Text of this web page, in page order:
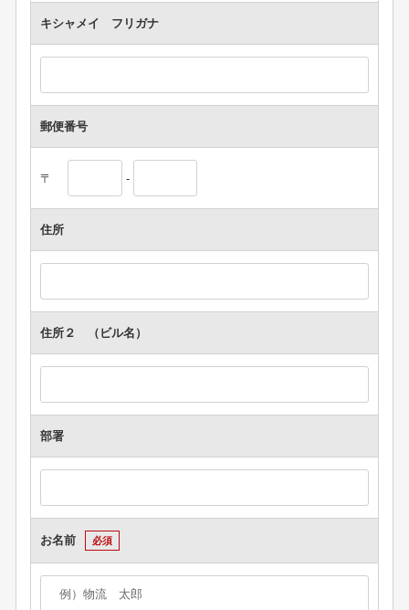
キシャメイ フリガナ
郵便番号
〒 -
住所
住所２ （ビル名）
部署
お名前 必須